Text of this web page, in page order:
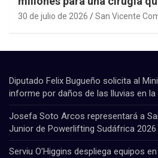
esperar
30 de julio de 2026 San Vicente
Diputado Felix Bugueño solicita al
informe por daños de las lluvias en la
Josefa Soto Arcos representará a
Junior de Powerlifting Sudáfrica 2026
Serviu O’Higgins despliega equipos